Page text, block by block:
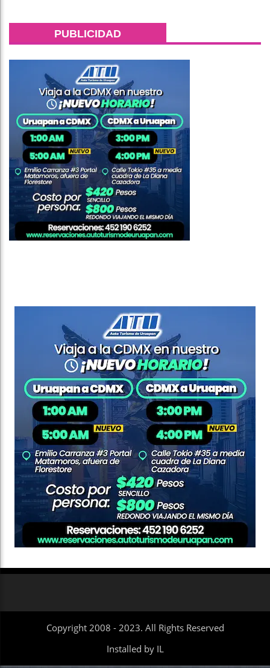
PUBLICIDAD
Copyright 2008 - 2023. All Rights Reserved
Installed by IL